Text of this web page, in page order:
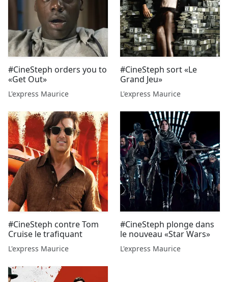
#CineSteph orders you to
«Get Out»
L'express Maurice
#CineSteph sort «Le
Grand Jeu»
L'express Maurice
#CineSteph contre Tom
Cruise le trafiquant
L'express Maurice
#CineSteph plonge dans
le nouveau «Star Wars»
L'express Maurice